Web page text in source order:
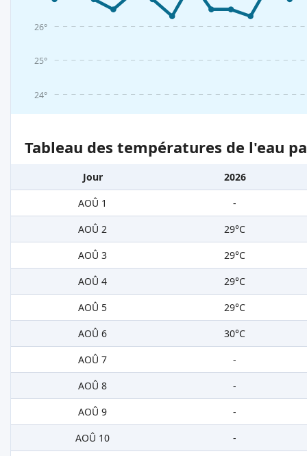
24°
25°
26°
Tableau des températures de l'eau
Jour
2026
AOÛ 1
-
AOÛ 2
29°C
AOÛ 3
29°C
AOÛ 4
29°C
AOÛ 5
29°C
AOÛ 6
30°C
AOÛ 7
-
AOÛ 8
-
AOÛ 9
-
AOÛ 10
-